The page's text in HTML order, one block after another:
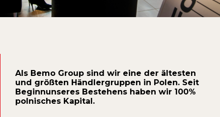
Als Bemo Group sind wir eine der ältesten
und größten Händlergruppen in Polen. Seit
Beginnunseres Bestehens haben wir 100%
polnisches Kapital.